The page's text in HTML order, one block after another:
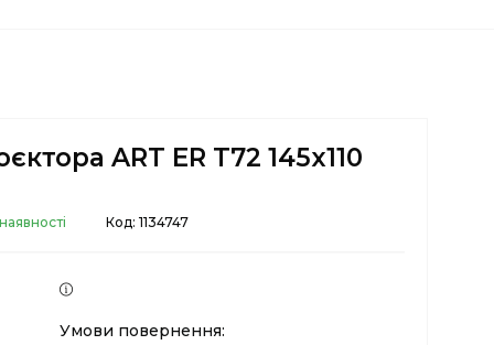
ART ER T72 145x110
Код: 1134747